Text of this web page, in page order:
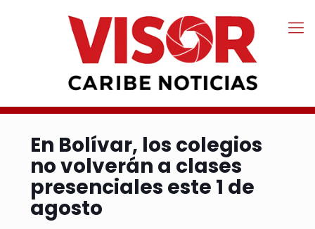
En Bolívar, los colegios
no volverán a clases
presenciales este 1 de
agosto